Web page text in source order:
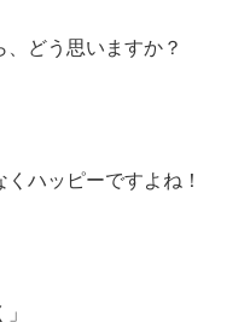
どう思いますか？
ハッピーですよね！